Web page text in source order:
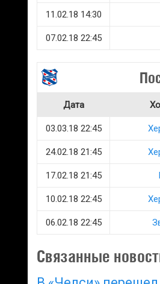
11.02.18 14:30
07.02.18 22:45
Дата
03.03.18 22:45
24.02.18 21:45
17.02.18 21:45
10.02.18 22:45
06.02.18 22:45
Связанные